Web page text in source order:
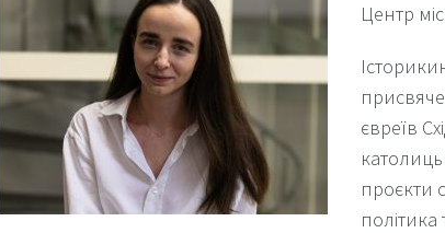
Центр
євреїв
проєкти
політика